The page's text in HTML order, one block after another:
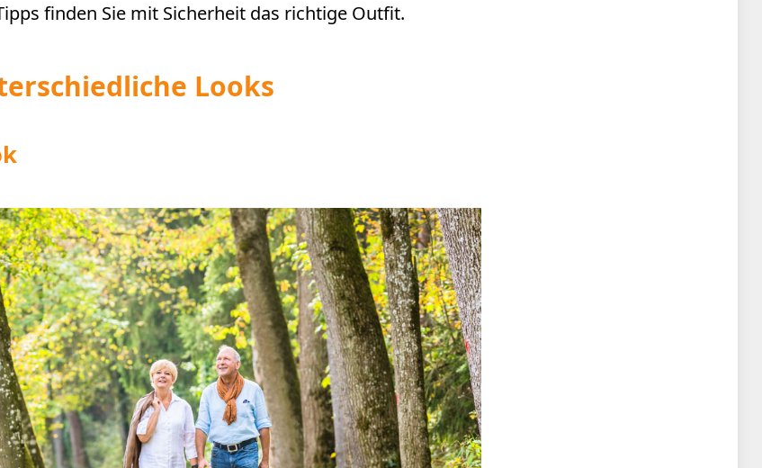
finden Sie mit Sicherheit das richtige Outfit.
Looks